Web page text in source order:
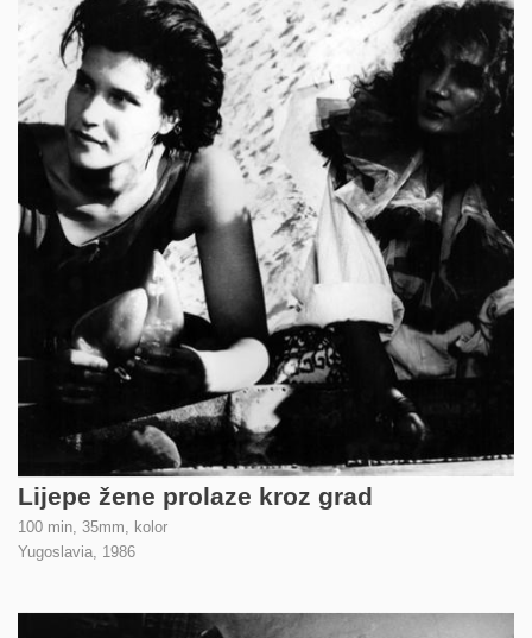
Lijepe žene prolaze kroz grad
100 min, 35mm, kolor
Yugoslavia, 1986